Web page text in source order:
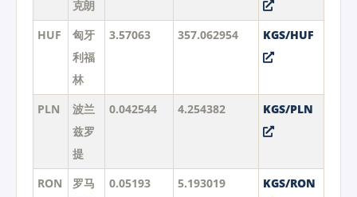
克朗
HUF
匈牙
利福
林
3.57063 357.062954 KGS/HUF
PLN
波兰
兹罗
提
0.042544 4.254382 KGS/PLN
RON
罗马
0.05193 5.193019 KGS/RON